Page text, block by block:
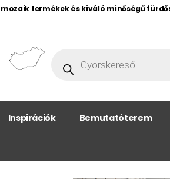
mozaik termékek és kiváló minőségű
Inspirációk Bemutatóterem